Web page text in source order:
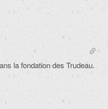
la fondation des Trudeau.